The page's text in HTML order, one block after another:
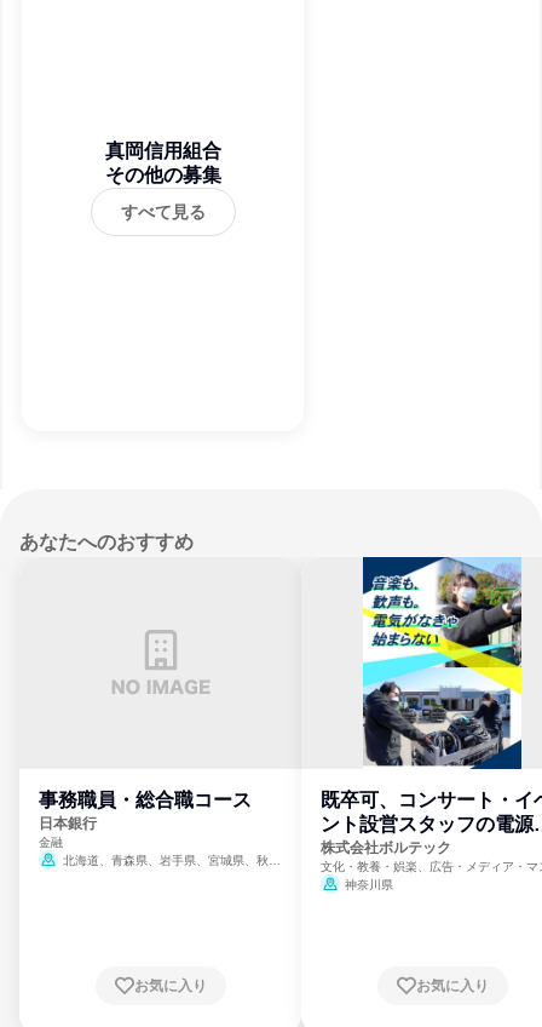
真岡信用組合
その他の募集
すべて見る
あなたへのおすすめ
事務職員・総合職コース
日本銀行
金融
北海道、青森県、岩手県、宮城県、秋田
崎県、熊本県、大分県、宮崎県、鹿児島県、
お気に入り
既卒可、コンサート・イ
ント設営スタッフの電源
門
株式会社ボルテック
文化・教養・娯楽、広告・メディア・マ
ミ、電力・ガス・水道・エネルギー
神奈川県
お気に入り